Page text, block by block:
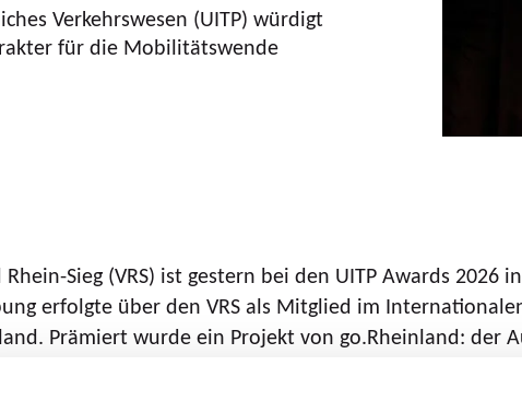
Verkehrswesen (UITP) würdigt
für die Mobilitätswende
Sieg (VRS) ist gestern bei den UITP Awards
erfolgte über den VRS als Mitglied im
Prämiert wurde ein Projekt von go.Rheinland:
zeichnet der Verband herausragende und